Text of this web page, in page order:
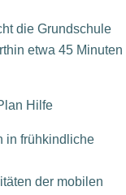
die Grundschule
etwa 45 Minuten
Hilfe
in frühkindliche
der mobilen